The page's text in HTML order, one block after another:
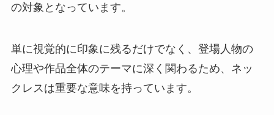
の対象となっています。
単に視覚的に印象に残るだけでなく、登場人物の
心理や作品全体のテーマに深く関わるため、ネッ
クレスは重要な意味を持っています。